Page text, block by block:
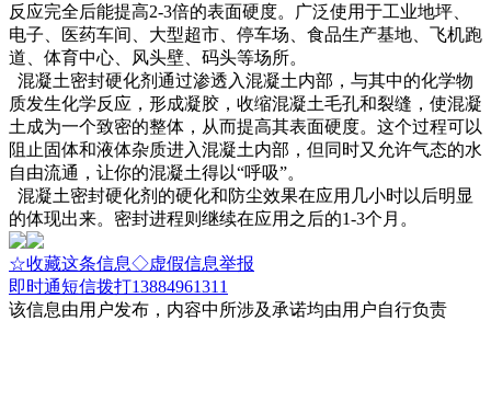
反应完全后能提高2-3倍的表面硬度。广泛使用于工业地坪、
电子、医药车间、大型超市、停车场、食品生产基地、飞机跑
道、体育中心、风头壁、码头等场所。
混凝土密封硬化剂通过渗透入混凝土内部，与其中的化学物
质发生化学反应，形成凝胶，收缩混凝土毛孔和裂缝，使混凝
土成为一个致密的整体，从而提高其表面硬度。这个过程可以
阻止固体和液体杂质进入混凝土内部，但同时又允许气态的水
自由流通，让你的混凝土得以“呼吸”。
混凝土密封硬化剂的硬化和防尘效果在应用几小时以后明显
的体现出来。密封进程则继续在应用之后的1-3个月。
☆收藏这条信息◇虚假信息举报
即时通短信拨打13884961311
该信息由用户发布，内容中所涉及承诺均由用户自行负责